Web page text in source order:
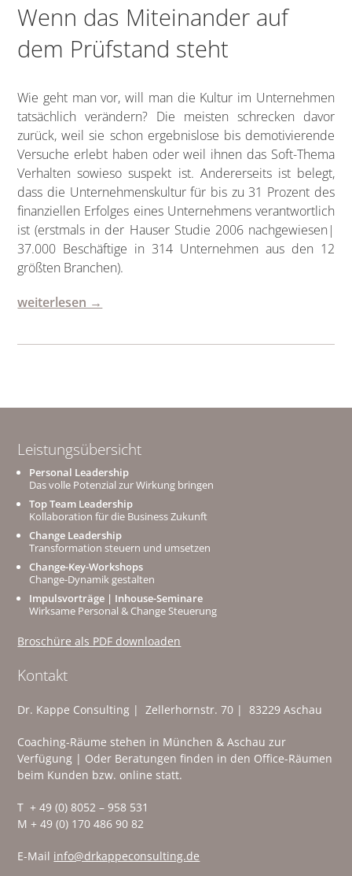
Wenn das Miteinander auf
dem Prüfstand steht
Wie geht man vor, will man die Kultur im Unternehmen
tatsächlich verändern? Die meisten schrecken davor
zurück, weil sie schon ergebnislose bis demotivierende
Versuche erlebt haben oder weil ihnen das Soft-Thema
Verhalten sowieso suspekt ist. Andererseits ist belegt,
dass die Unternehmenskultur für bis zu 31 Prozent des
finanziellen Erfolges eines Unternehmens verantwortlich
ist (erstmals in der Hauser Studie 2006 nachgewiesen|
37.000 Beschäftige in 314 Unternehmen aus den 12
größten Branchen).
weiterlesen →
Leistungsübersicht
Personal Leadership
Das volle Potenzial zur Wirkung bringen
Top Team Leadership
Kollaboration für die Business Zukunft
Change Leadership
Transformation steuern und umsetzen
Change-Key-Workshops
Change-Dynamik gestalten
Impulsvorträge | Inhouse-Seminare
Wirksame Personal & Change Steuerung
Broschüre als PDF downloaden
Kontakt
Dr. Kappe Consulting | Zellerhornstr. 70 | 83229 Aschau
Coaching-Räume stehen in München & Aschau zur
Verfügung | Oder Beratungen finden in den Office-Räumen
beim Kunden bzw. online statt.
T + 49 (0) 8052 – 958 531
M + 49 (0) 170 486 90 82
E-Mail info@drkappeconsulting.de